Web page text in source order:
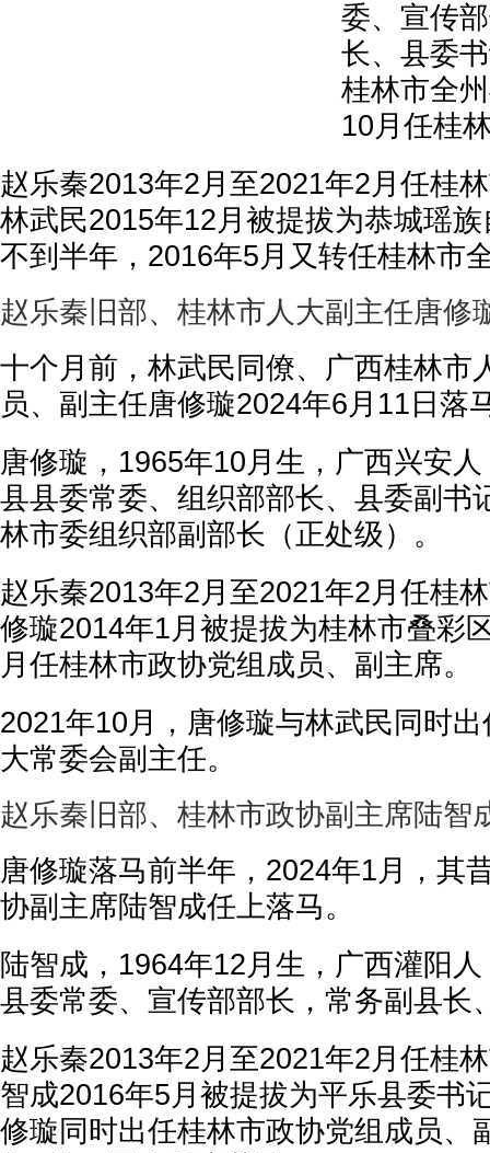
委、宣传
长、县委
桂林市全
10月任桂
赵乐秦2013年2月至2021年2月任桂
林武民2015年12月被提拔为恭城瑶
不到半年，2016年5月又转任桂林市
赵乐秦旧部、桂林市人大副主任唐修
十个月前，林武民同僚、广西桂林市
员、副主任唐修璇2024年6月11日落
唐修璇，1965年10月生，广西兴安
县县委常委、组织部部长、县委副书
林市委组织部副部长（正处级）。
赵乐秦2013年2月至2021年2月任桂
修璇2014年1月被提拔为桂林市叠彩
月任桂林市政协党组成员、副主席。
2021年10月，唐修璇与林武民同时
大常委会副主任。
赵乐秦旧部、桂林市政协副主席陆智
唐修璇落马前半年，2024年1月，其
协副主席陆智成任上落马。
陆智成，1964年12月生，广西灌阳
县委常委、宣传部部长，常务副县长
赵乐秦2013年2月至2021年2月任桂
智成2016年5月被提拔为平乐县委书
修璇同时出任桂林市政协党组成员、